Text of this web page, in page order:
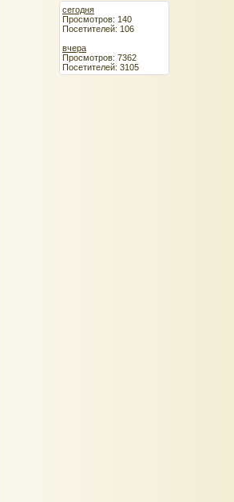
45 -
Шарп
Куклы в
костюмах 49
сегодня
Просмотров: 140
Посетителей: 106
вчера
Просмотров: 7362
Посетителей: 3105